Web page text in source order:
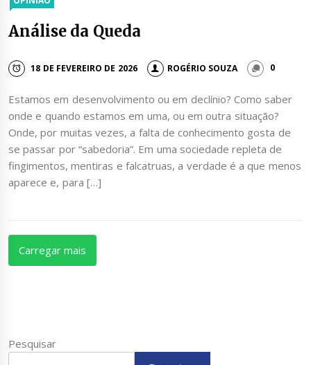
Análise da Queda
18 DE FEVEREIRO DE 2026 ROGÉRIO SOUZA 0
Estamos em desenvolvimento ou em declínio? Como saber
onde e quando estamos em uma, ou em outra situação?
Onde, por muitas vezes, a falta de conhecimento gosta de
se passar por “sabedoria”. Em uma sociedade repleta de
fingimentos, mentiras e falcatruas, a verdade é a que menos
aparece e, para […]
Carregar mais
Pesquisar